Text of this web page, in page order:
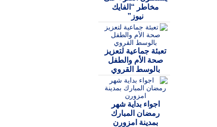
مخاطر “الفايك
نيوز”
تعبئة جماعية لتعزيز
صحة الأم والطفل
بالوسط القروي
اجواء بداية شهر
رمضان المبارك
بمدينة امزورن